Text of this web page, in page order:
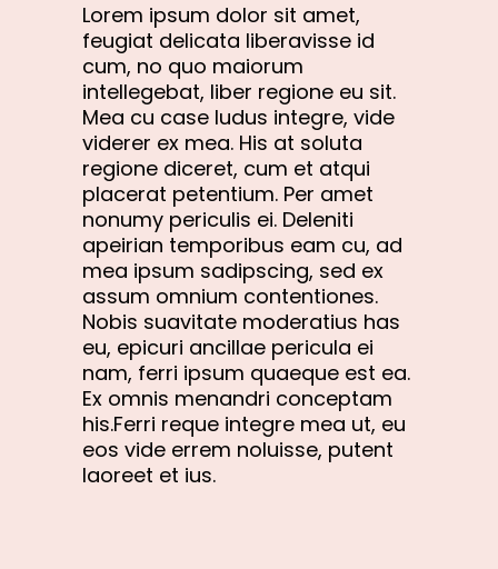
Lorem ipsum dolor sit amet,
feugiat delicata liberavisse id
cum, no quo maiorum
intellegebat, liber regione eu sit.
Mea cu case ludus integre, vide
viderer ex mea. His at soluta
regione diceret, cum et atqui
placerat petentium. Per amet
nonumy periculis ei. Deleniti
apeirian temporibus eam cu, ad
mea ipsum sadipscing, sed ex
assum omnium contentiones.
Nobis suavitate moderatius has
eu, epicuri ancillae pericula ei
nam, ferri ipsum quaeque est ea.
Ex omnis menandri conceptam
his.Ferri reque integre mea ut, eu
eos vide errem noluisse, putent
laoreet et ius.